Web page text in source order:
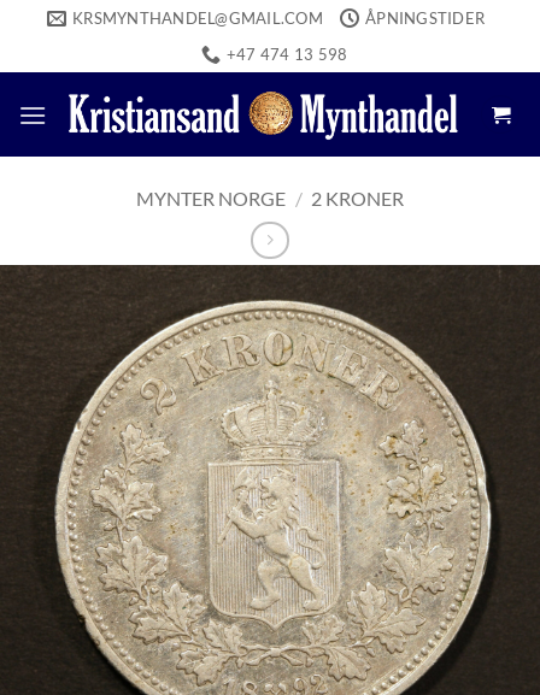
content
KRSMYNTHANDEL@GMAIL.COM
ÅPNINGSTIDER
+47 474 13 598
MYNTER NORGE / 2 KRONER